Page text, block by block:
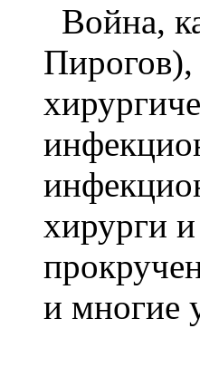
Война,
Пирогов),
хирурги
и многие